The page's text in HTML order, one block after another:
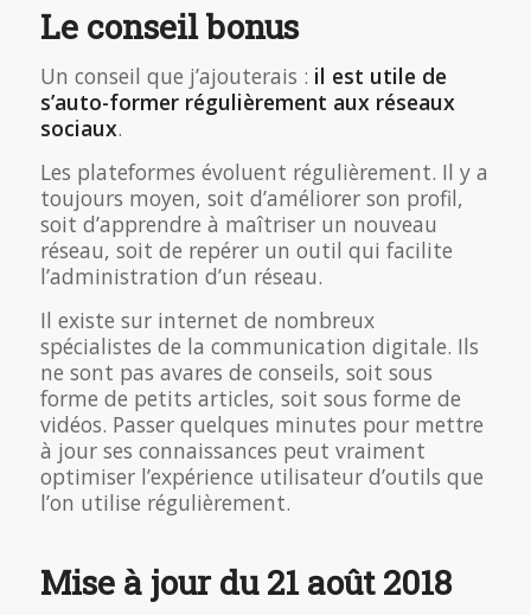
Le conseil bonus
Un conseil que j’ajouterais : il est utile de
s’auto-former régulièrement aux réseaux
sociaux.
Les plateformes évoluent régulièrement. Il y a
toujours moyen, soit d’améliorer son profil,
soit d’apprendre à maîtriser un nouveau
réseau, soit de repérer un outil qui facilite
l’administration d’un réseau.
Il existe sur internet de nombreux
spécialistes de la communication digitale. Ils
ne sont pas avares de conseils, soit sous
forme de petits articles, soit sous forme de
vidéos. Passer quelques minutes pour mettre
à jour ses connaissances peut vraiment
optimiser l’expérience utilisateur d’outils que
l’on utilise régulièrement.
Mise à jour du 21 août 2018